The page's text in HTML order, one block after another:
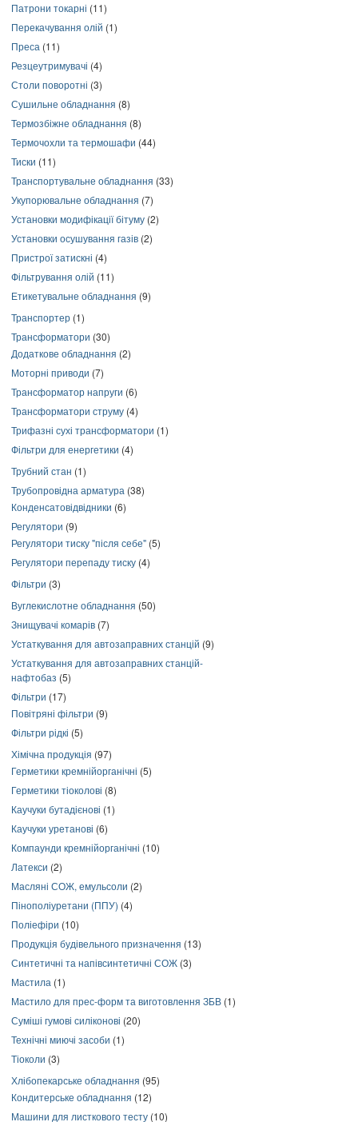
Патрони токарні (11)
Перекачування олій (1)
Преса (11)
Резцеутримувачі (4)
Столи поворотні (3)
Сушильне обладнання (8)
Термозбіжне обладнання (8)
Термочохли та термошафи (44)
Тиски (11)
Транспортувальне обладнання (33)
Укупорювальне обладнання (7)
Установки модифікації бітуму (2)
Установки осушування газів (2)
Пристрої затискні (4)
Фільтрування олій (11)
Етикетувальне обладнання (9)
Транспортер (1)
Трансформатори (30)
Додаткове обладнання (2)
Моторні приводи (7)
Трансформатор напруги (6)
Трансформатори струму (4)
Трифазні сухі трансформатори (1)
Фільтри для енергетики (4)
Трубний стан (1)
Трубопровідна арматура (38)
Конденсатовідвідники (6)
Регулятори (9)
Регулятори тиску "після себе" (5)
Регулятори перепаду тиску (4)
Фільтри (3)
Вуглекислотне обладнання (50)
Знищувачі комарів (7)
Устаткування для автозаправних станцій (9)
Устаткування для автозаправних станцій-
нафтобаз (5)
Фільтри (17)
Повітряні фільтри (9)
Фільтри рідкі (5)
Хімічна продукція (97)
Герметики кремнійорганічні (5)
Герметики тіоколові (8)
Каучуки бутадієнові (1)
Каучуки уретанові (6)
Компаунди кремнійорганічні (10)
Латекси (2)
Масляні СОЖ, емульсоли (2)
Пінополіуретани (ППУ) (4)
Поліефіри (10)
Продукція будівельного призначення (13)
Синтетичні та напівсинтетичні СОЖ (3)
Мастила (1)
Мастило для прес-форм та виготовлення ЗБВ (1)
Суміші гумові силіконові (20)
Технічні миючі засоби (1)
Тіоколи (3)
Хлібопекарське обладнання (95)
Кондитерське обладнання (12)
Машини для листкового тесту (10)